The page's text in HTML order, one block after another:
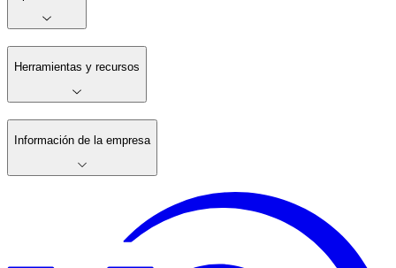
Herramientas y recursos
Información de la empresa